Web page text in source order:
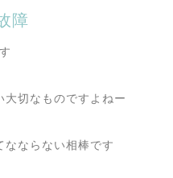
障
切なものですよねー
ならない相棒です